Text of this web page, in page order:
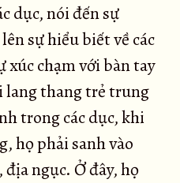
dục, nói đến sự
sự hiểu biết về các
xúc chạm với bàn tay
lang thang trẻ trung
trong các dục, khi
họ phải sanh vào
ngục. Ở đây, họ